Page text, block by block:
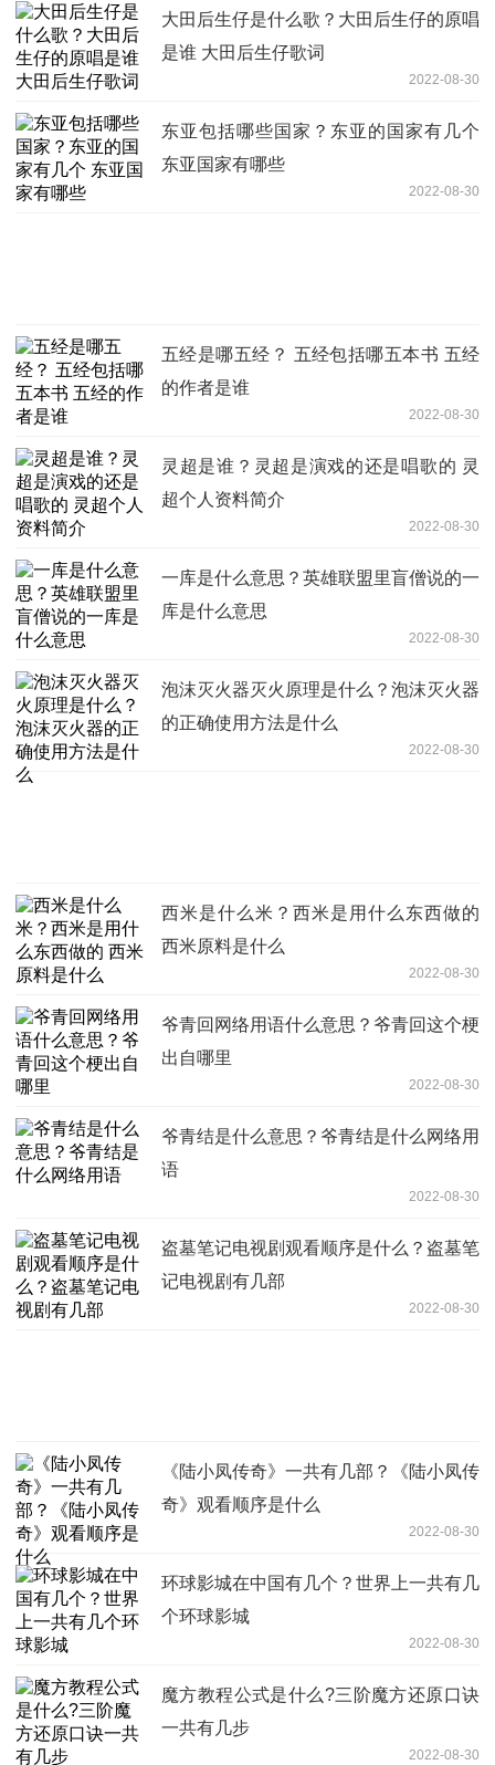
大田后生仔是什么歌？大田后生仔的原唱
是谁 大田后生仔歌词
2022-08-30
东亚包括哪些国家？东亚的国家有几个
东亚国家有哪些
2022-08-30
五经是哪五经？ 五经包括哪五本书 五经
的作者是谁
2022-08-30
灵超是谁？灵超是演戏的还是唱歌的 灵
超个人资料简介
2022-08-30
一库是什么意思？英雄联盟里盲僧说的一
库是什么意思
2022-08-30
泡沫灭火器灭火原理是什么？泡沫灭火器
的正确使用方法是什么
2022-08-30
西米是什么米？西米是用什么东西做的
西米原料是什么
2022-08-30
爷青回网络用语什么意思？爷青回这个梗
出自哪里
2022-08-30
爷青结是什么意思？爷青结是什么网络用
语
2022-08-30
盗墓笔记电视剧观看顺序是什么？盗墓笔
记电视剧有几部
2022-08-30
《陆小凤传奇》一共有几部？《陆小凤传
奇》观看顺序是什么
2022-08-30
环球影城在中国有几个？世界上一共有几
个环球影城
2022-08-30
魔方教程公式是什么?三阶魔方还原口诀
一共有几步
2022-08-30